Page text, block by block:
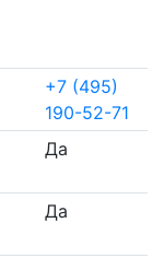
+7 (495)
190-52-71
Да
Да